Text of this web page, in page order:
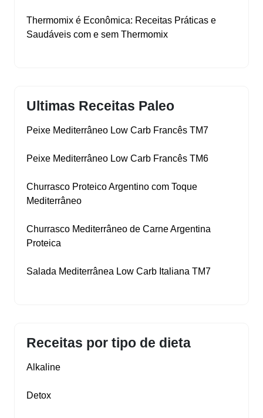
Thermomix é Econômica: Receitas Práticas e
Saudáveis com e sem Thermomix
Ultimas Receitas Paleo
Peixe Mediterrâneo Low Carb Francês TM7
Peixe Mediterrâneo Low Carb Francês TM6
Churrasco Proteico Argentino com Toque
Mediterrâneo
Churrasco Mediterrâneo de Carne Argentina
Proteica
Salada Mediterrânea Low Carb Italiana TM7
Receitas por tipo de dieta
Alkaline
Detox